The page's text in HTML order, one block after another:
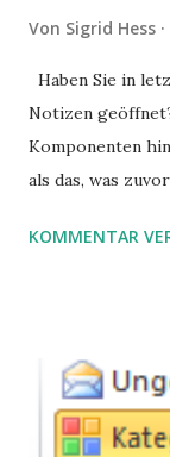
Von Sigrid Hess
Haben Sie in
Notizen
Komponenten
als das, was
Stolperfallen.
KOMMENTAR